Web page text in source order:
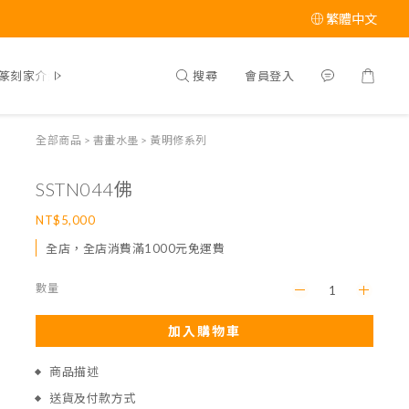
繁體中文
刻家介紹 搜尋 會員登入
全部商品 > 書畫水墨 > 黃明修系列
SSTN044佛
NT$5,000
全店，全店消費滿1000元免運費
數量
加入購物車
商品描述
送貨及付款方式